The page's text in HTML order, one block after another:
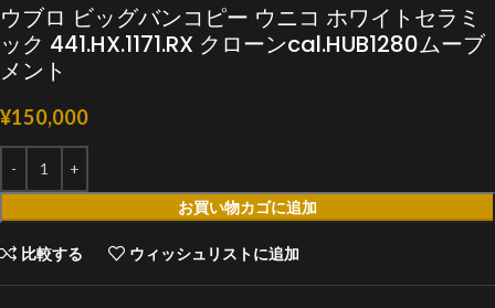
ウブロ ビッグバンコピー ウニコ ホワイトセラミ
ック 441.HX.1171.RX クローンcal.HUB1280ムーブ
メント
¥150,000
お買い物カゴに追加
比較する ウィッシュリストに追加